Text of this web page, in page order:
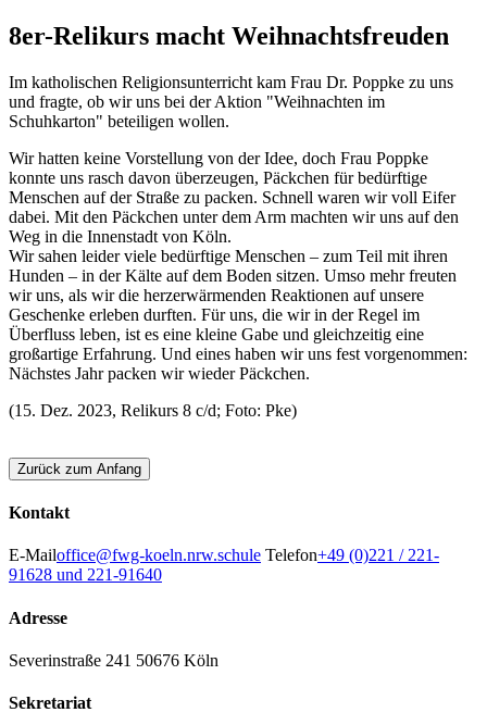
8er-Relikurs macht Weihnachtsfreuden
Im katholischen Religionsunterricht kam Frau Dr. Poppke zu uns
und fragte, ob wir uns bei der Aktion "Weihnachten im
Schuhkarton" beteiligen wollen.
Wir hatten keine Vorstellung von der Idee, doch Frau Poppke
konnte uns rasch davon überzeugen, Päckchen für bedürftige
Menschen auf der Straße zu packen. Schnell waren wir voll Eifer
dabei. Mit den Päckchen unter dem Arm machten wir uns auf den
Weg in die Innenstadt von Köln.
Wir sahen leider viele bedürftige Menschen – zum Teil mit ihren
Hunden – in der Kälte auf dem Boden sitzen. Umso mehr freuten
wir uns, als wir die herzerwärmenden Reaktionen auf unsere
Geschenke erleben durften. Für uns, die wir in der Regel im
Überfluss leben, ist es eine kleine Gabe und gleichzeitig eine
großartige Erfahrung. Und eines haben wir uns fest vorgenommen:
Nächstes Jahr packen wir wieder Päckchen.
(15. Dez. 2023, Relikurs 8 c/d; Foto: Pke)
Zurück zum Anfang
Kontakt
E-Mailoffice@fwg-koeln.nrw.schule Telefon+49 (0)221 / 221-
91628 und 221-91640
Adresse
Severinstraße 241 50676 Köln
Sekretariat